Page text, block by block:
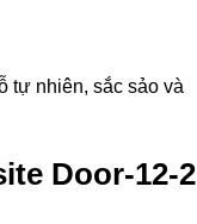
tự nhiên, sắc sảo và
Door-12-2